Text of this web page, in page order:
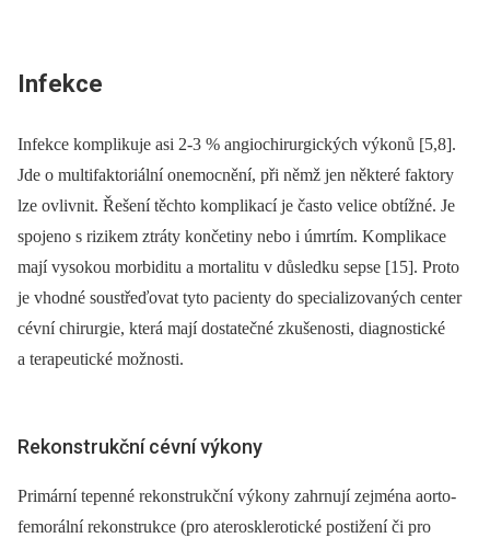
Infekce
Infekce komplikuje asi 2-3 % angiochirurgických výkonů [5,8].
Jde o multifaktoriální onemocnění, při němž jen některé faktory
lze ovlivnit. Řešení těchto komplikací je často velice obtížné. Je
spojeno s rizikem ztráty končetiny nebo i úmrtím. Komplikace
mají vysokou morbiditu a mortalitu v důsledku sepse [15]. Proto
je vhodné soustřeďovat tyto pacienty do specializovaných center
cévní chirurgie, která mají dostatečné zkušenosti, diagnostické
a terapeutické možnosti.
Rekonstrukční cévní výkony
Primární tepenné rekonstrukční výkony zahrnují zejména aorto-
femorální rekonstrukce (pro aterosklerotické postižení či pro